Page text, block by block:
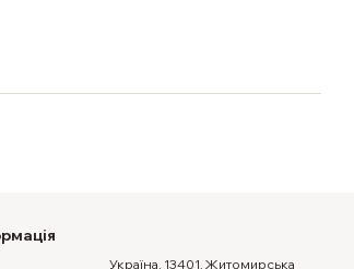
Україна, 13401, Житомирська